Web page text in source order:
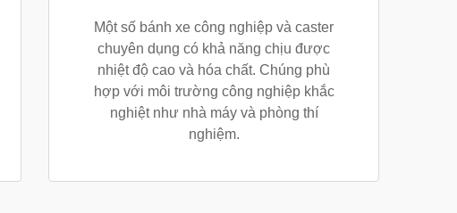
Một số bánh xe công nghiệp và caster
chuyên dụng có khả năng chịu được
nhiệt độ cao và hóa chất. Chúng phù
hợp với môi trường công nghiệp khắc
nghiệt như nhà máy và phòng thí
nghiệm.